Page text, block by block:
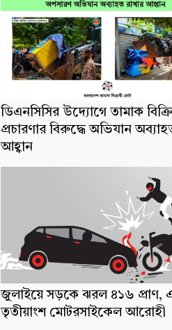
ডিএনসিসির উদ্যোগে তামাক
প্রচারণার বিরুদ্ধে অভিযান
আহ্বান
জুলাইয়ে সড়কে ঝরল ৪১৬ প্রাণ,
তৃতীয়াংশ মোটরসাইকেল আরোহী